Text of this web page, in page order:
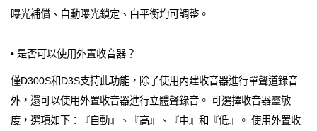
曝光補償、自動曝光鎖定、白平衡均可調整。
• 是否可以使用外置收音器？
僅D300S和D3S支持此功能，除了使用內建收音器進行單聲道錄音
外，還可以使用外置收音器進行立體聲錄音。 可選擇收音器靈敏
度，選項如下：『自動』、『高』、『中』和『低』。 使用外置收